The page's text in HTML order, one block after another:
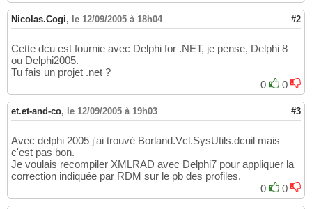
Nicolas.Cogi, le 12/09/2005 à 18h04 #2
Cette dcu est fournie avec Delphi for .NET, je pense, Delphi 8
ou Delphi2005.
Tu fais un projet .net ?
0
0
et.et-and-co, le 12/09/2005 à 19h03 #3
Avec delphi 2005 j'ai trouvé Borland.Vcl.SysUtils.dcuil mais
c'est pas bon.
Je voulais recompiler XMLRAD avec Delphi7 pour appliquer la
correction indiquée par RDM sur le pb des profiles.
0
0